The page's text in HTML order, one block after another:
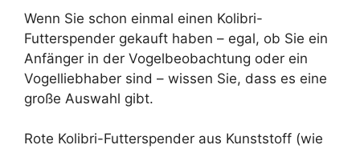
Wenn Sie schon einmal einen Kolibri-
Futterspender gekauft haben – egal, ob Sie ein
Anfänger in der Vogelbeobachtung oder ein
Vogelliebhaber sind – wissen Sie, dass es eine
große Auswahl gibt.
Rote Kolibri-Futterspender aus Kunststoff (wie